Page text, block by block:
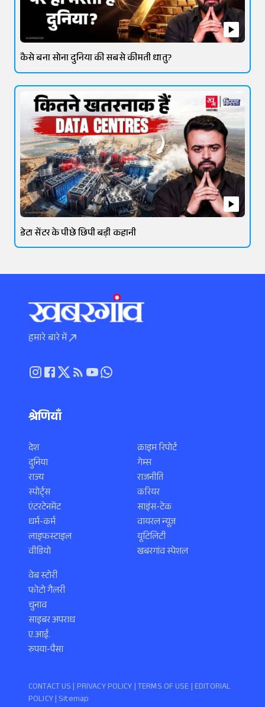
कैसे बना सोना दुनिया की सबसे कीमती धातु?
डेटा सेंटर के पीछे छिपी बड़ी कहानी
हमारे बारे में
श्रेणियाँ
देश
दुनिया
राज्य
स्पोर्ट्स
एंटरटेनमेंट
धर्म-कर्म
लाइफस्टाइल
वीडियो
क्राइम रिपोर्ट
गेम्स
राजनीति
करियर
साइंस-टेक
वायरल न्यूज़
यूटिलिटी
खबरगांव स्पेशल
वेब स्टोरी
फोटो गैलरी
चुनाव
साइबर अपराध
ए.आई.
रुपया-पैसा
CONTACT US | PRIVACY POLICY |TERMS OF USE | EDITORIAL
POLICY| Sitemap